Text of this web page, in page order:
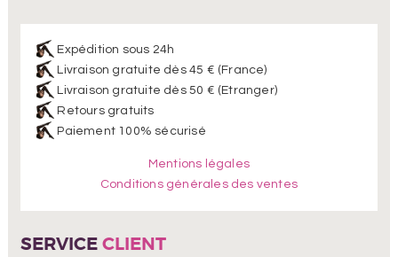
Expédition sous 24h
Livraison gratuite dès 45 € (France)
Livraison gratuite dès 50 € (Etranger)
Retours gratuits
Paiement 100% sécurisé
Mentions légales
Conditions générales des ventes
SERVICE CLIENT